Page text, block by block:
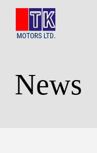
content
News